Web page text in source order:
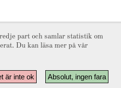
part och samlar statistik om
Du kan läsa mer på vår
Absolut, ingen fara
är inte ok